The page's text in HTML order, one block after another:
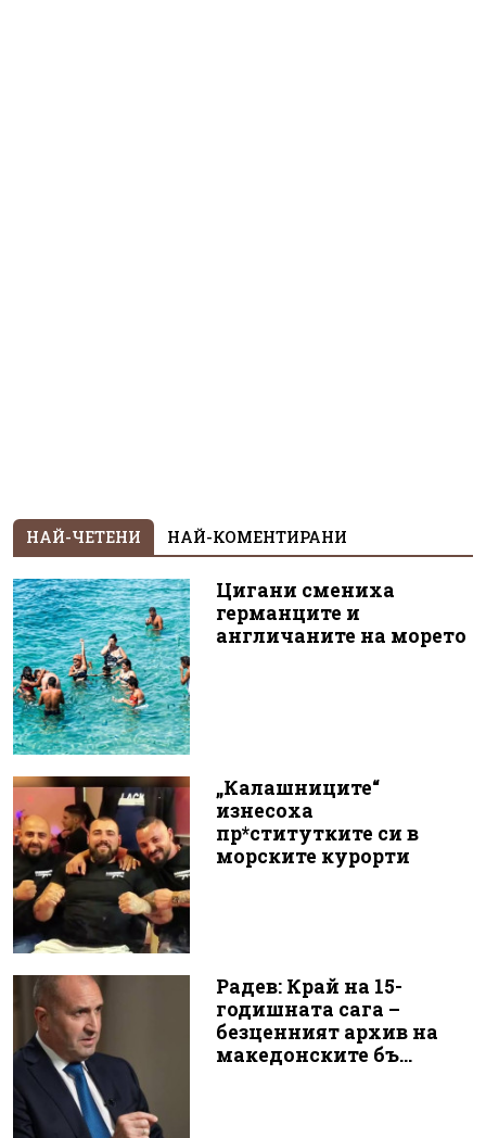
НАЙ-ЧЕТЕНИ НАЙ-КОМЕНТИРАНИ
Цигани смениха
германците и
англичаните на морето
„Калашниците“
изнесоха
пр*ститутките си в
морските курорти
Радев: Край на 15-
годишната сага –
безценният архив на
македонските бъ...